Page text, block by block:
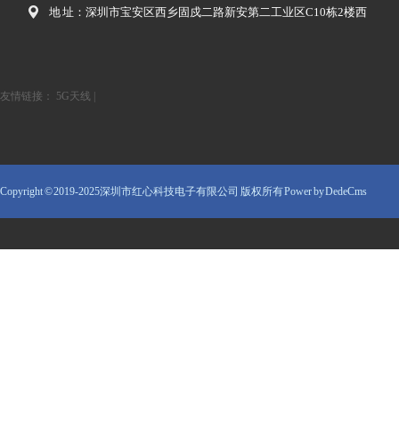
地 址：深圳市宝安区西乡固戍二路新安第二工业区C10栋2楼西
友情链接： 5G天线
Copyright © 2019-2025深圳市红心科技电子有限公司 版权所有Power by DedeCms